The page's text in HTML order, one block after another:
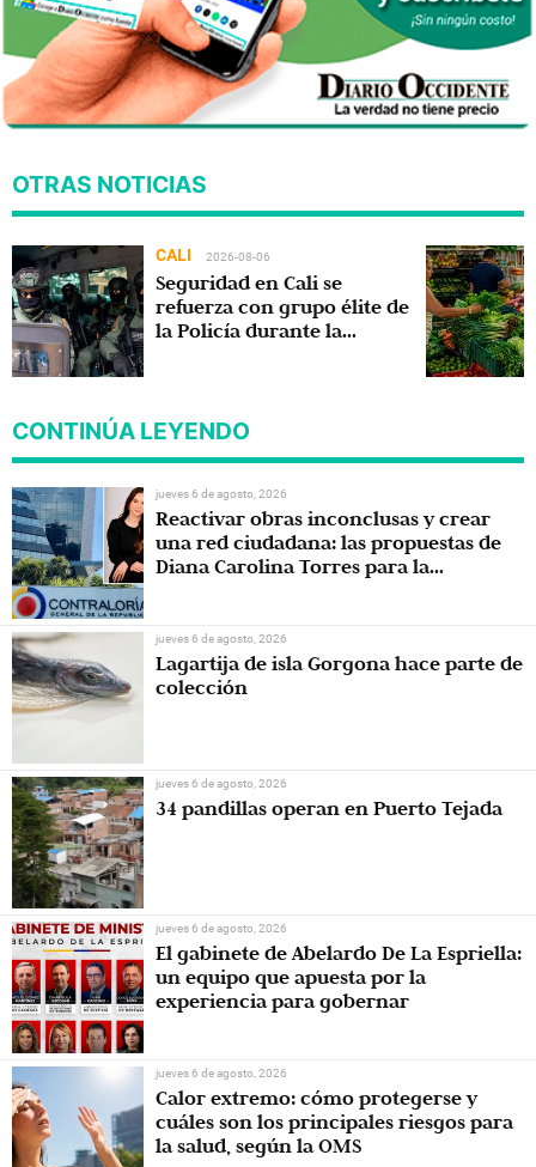
OTRAS NOTICIAS
CALI 2026-08-06
Seguridad en Cali se
refuerza con grupo élite de
la Policía durante la
CONTINÚA LEYENDO
jueves 6 de agosto, 2026
Reactivar obras inconclusas y crear
una red ciudadana: las propuestas de
Diana Carolina Torres para la
jueves 6 de agosto, 2026
Lagartija de isla Gorgona hace parte de
colección
jueves 6 de agosto, 2026
34 pandillas operan en Puerto Tejada
jueves 6 de agosto, 2026
El gabinete de Abelardo De La Espriella:
un equipo que apuesta por la
experiencia para gobernar
jueves 6 de agosto, 2026
Calor extremo: cómo protegerse y
cuáles son los principales riesgos para
la salud, según la OMS